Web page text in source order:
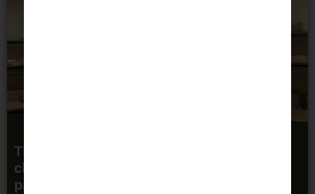
The Recover Foundation brings the
challenges of global health to the
participants of Madrid Xplora 2026.